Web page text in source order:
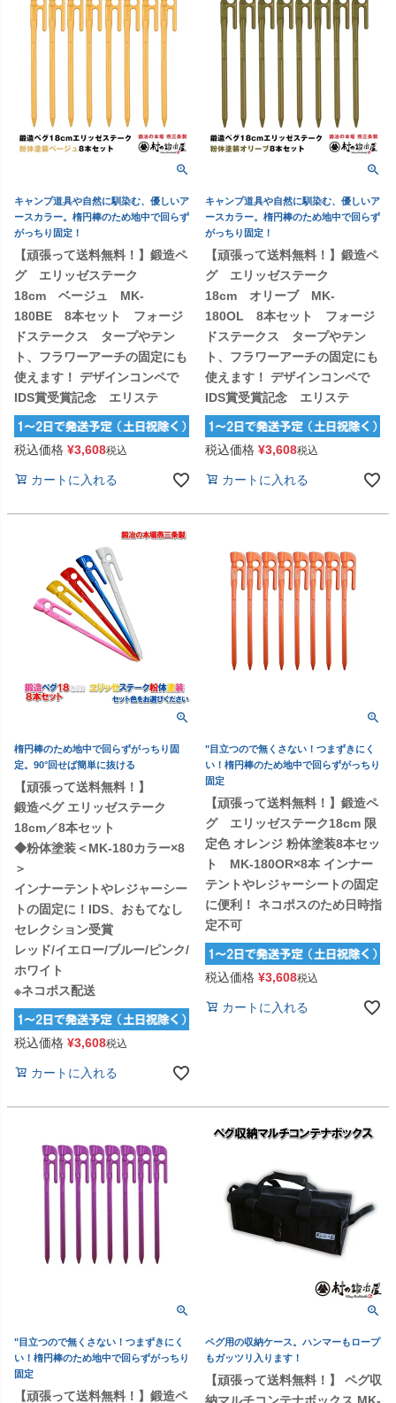
キャンプ道具や自然に馴染む、優しいア
ースカラー。楕円棒のため地中で回らず
がっちり固定！
【頑張って送料無料！】鍛造ペ
グ エリッゼステーク
18cm ベージュ MK-
180BE 8本セット フォージ
ドステークス タープやテン
ト、フラワーアーチの固定にも
使えます！ デザインコンペで
IDS賞受賞記念 エリステ
税込価格 ¥3,608税込
カートに入れる
キャンプ道具や自然に馴染む、優しいア
ースカラー。楕円棒のため地中で回らず
がっちり固定！
【頑張って送料無料！】鍛造ペ
グ エリッゼステーク
18cm オリーブ MK-
180OL 8本セット フォージ
ドステークス タープやテン
ト、フラワーアーチの固定にも
使えます！ デザインコンペで
IDS賞受賞記念 エリステ
税込価格 ¥3,608税込
カートに入れる
楕円棒のため地中で回らずがっちり固
定。90°回せば簡単に抜ける
【頑張って送料無料！】
鍛造ペグ エリッゼステーク
18cm／8本セット
◆粉体塗装＜MK-180カラー×8
＞
インナーテントやレジャーシー
トの固定に！IDS、おもてなし
セレクション受賞
レッド/イエロー/ブルー/ピンク/
ホワイト
※ネコポス配送
税込価格 ¥3,608税込
カートに入れる
"目立つので無くさない！つまずきにく
い！楕円棒のため地中で回らずがっちり
固定
【頑張って送料無料！】鍛造ペ
グ エリッゼステーク18cm 限
定色 オレンジ 粉体塗装8本セッ
ト MK-180OR×8本 インナー
テントやレジャーシートの固定
に便利！ ネコポスのため日時指
定不可
税込価格 ¥3,608税込
カートに入れる
"目立つので無くさない！つまずきにく
い！楕円棒のため地中で回らずがっちり
固定
【頑張って送料無料！】鍛造ペ
ペグ用の収納ケース。ハンマーもロープ
もガッツリ入ります！
【頑張って送料無料！】 ペグ収
納マルチコンテナボックス MK-